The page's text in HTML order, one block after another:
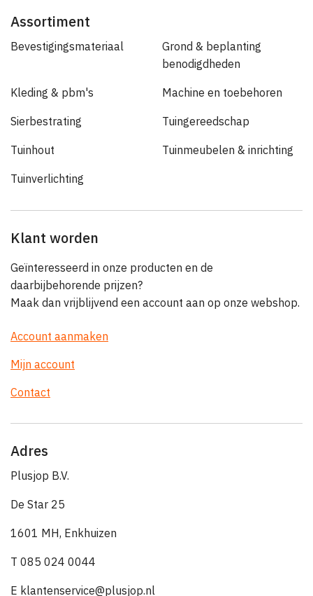
Assortiment
Bevestigingsmateriaal
Grond & beplanting
benodigdheden
Kleding & pbm's Machine en toebehoren
Sierbestrating Tuingereedschap
Tuinhout Tuinmeubelen & inrichting
Tuinverlichting
Klant worden
Geïnteresseerd in onze producten en de
daarbijbehorende prijzen?
Maak dan vrijblijvend een account aan op onze webshop.
Account aanmaken
Mijn account
Contact
Adres
Plusjop B.V.
De Star 25
1601 MH, Enkhuizen
T 085 024 0044
E klantenservice@plusjop.nl